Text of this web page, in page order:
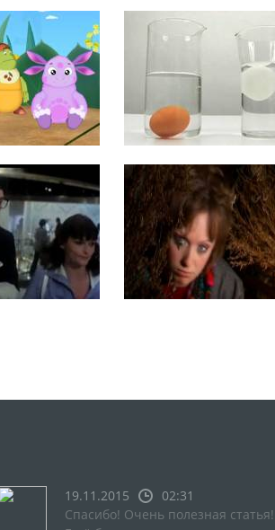
19.11.2015
02:31
Спасибо! Очень полезная статья!